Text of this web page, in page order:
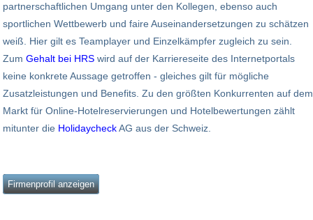
partnerschaftlichen Umgang unter den Kollegen, ebenso auch
sportlichen Wettbewerb und faire Auseinandersetzungen zu schätzen
weiß. Hier gilt es Teamplayer und Einzelkämpfer zugleich zu sein.
Zum Gehalt bei HRS wird auf der Karriereseite des Internetportals
keine konkrete Aussage getroffen - gleiches gilt für mögliche
Zusatzleistungen und Benefits. Zu den größten Konkurrenten auf dem
Markt für Online-Hotelreservierungen und Hotelbewertungen zählt
mitunter die HolidaycheckAG aus der Schweiz.
Firmenprofil anzeigen